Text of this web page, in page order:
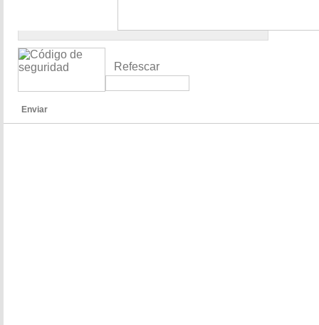
Refescar
Enviar